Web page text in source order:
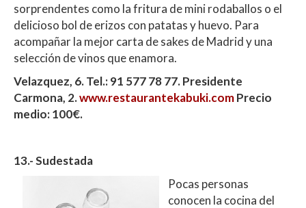
sorprendentes como la fritura de mini rodaballos o el
delicioso bol de erizos con patatas y huevo. Para
acompañar la mejor carta de sakes de Madrid y una
selección de vinos que enamora.
Velazquez, 6. Tel.: 91 577 78 77. Presidente
Carmona, 2.www.restaurantekabuki.comPrecio
medio: 100€.
13.- Sudestada
Pocas personas
conocen la cocina del